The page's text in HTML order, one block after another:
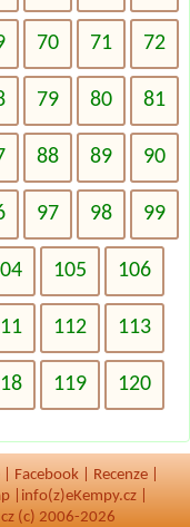
70 71 72
79 80 81
88 89 90
97 98 99
105 106
112 113
119 120
Facebook Recenze
info(z)eKempy.cz |
(c) 2006-2026